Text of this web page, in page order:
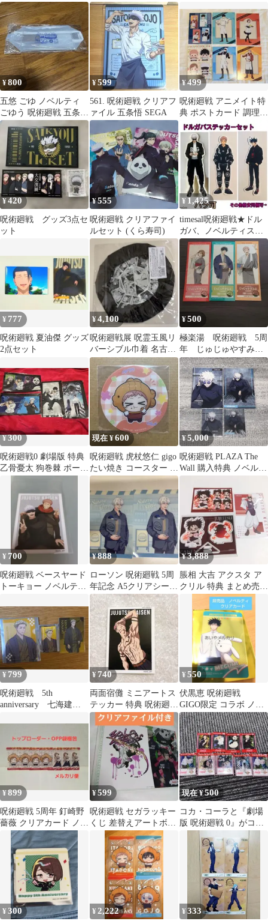
ラリー 特典 クリア
ファイル 五条 悟
ステッカー 虎杖悠仁
両面宿儺
¥800
五悠 ごゆ ノベルティ
ごゆう 呪術廻戦 五条悟
虎杖悠仁 ポーチ
¥599
561. 呪術廻戦 クリアフ
ァイル 五条悟 SEGA
¥499
呪術廻戦 アニメイト特
典 ポストカード 調理実
習 コンプリート 6枚
¥420
呪術廻戦 グッズ3点セ
ット
¥555
呪術廻戦 クリアファイ
ルセット (くら寿司)
¥ 1,425
timesal呪術廻戦★ドル
ガバ、ノベルティステ
ッカーセット、伏黒、
五条悟、虎杖
¥ 777
呪術廻戦 夏油傑 グッズ
2点セット
¥4,100
呪術廻戦展 呪霊玉風リ
バーシブル巾着 名古
屋 五条悟 夏油傑
¥500
極楽湯 呪術廻戦 5周
年 じゅじゅやすみ
ノベルティー
¥300
呪術廻戦0 劇場版 特典
乙骨憂太 狗巻棘 ポーチ
現在 ¥600
呪術廻戦 虎杖悠仁 gigo
たい焼き コースター B
柄 デフォルメ 呪術焼き
¥5,000
呪術廻戦 PLAZA The
Wall 購入特典 ノベルテ
ィ 五条悟
¥ 700
呪術廻戦 ベースヤード
トーキョー ノベルティ
悟 虎杖悠仁
¥888
ローソン 呪術廻戦 5周
年記念 A5クリアシート
五条悟
¥3,888
脹相 大吉 アクスタ ア
クリル 特典 まとめ売り
まるくじ 呪術廻戦
¥ 799
呪術廻戦 5th
anniversary 七海建人
¥ 740
両面宿儺 ミニアートス
テッカー 特典 呪術廻戦
ベースヤードトーキョ
ー
¥550
伏黒恵 呪術廻戦
GIGO限定 コラボ ノベ
ルティクリアカード 非
売品
¥899
呪術廻戦 5周年 釘崎野
薔薇 クリアカード ノベ
ルティ gigo 7枚
¥599
呪術廻戦 セガラッキー
くじ 差替えアートボー
ド 5周年 禪院真希 クリ
アファイル
現在 ¥500
コカ・コーラと『劇場
版 呪術廻戦 0』がコラ
ボノベルティグッズで
¥300 ¥2,222 ¥333